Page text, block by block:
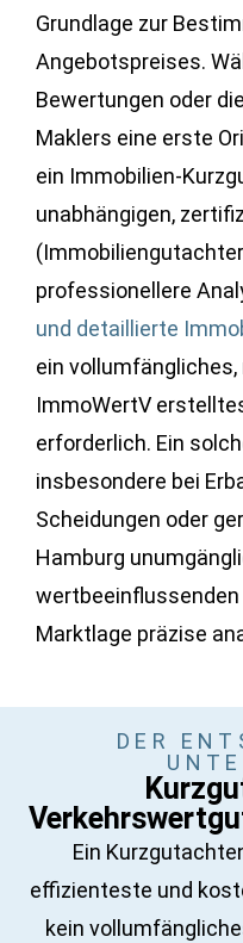
Grundlage zur
Angebotspreises.
Bewertungen oder
Maklers eine erste
ein Immobilien-
unabhängigen,
professionellere
und detaillierte
ein vollumfängliches,
ImmoWertV
erforderlich. Ein
insbesondere bei
Scheidungen oder
Hamburg
wertbeeinflussenden
Marktlage präzise
DER
Ein
effizienteste und
kein